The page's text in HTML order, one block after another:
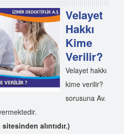
Velayet
Hakkı
Kime
Verilir?
Velayet hakkı
kime verilir?
sorusuna Av.
vermektedir.
alıntıdır.)